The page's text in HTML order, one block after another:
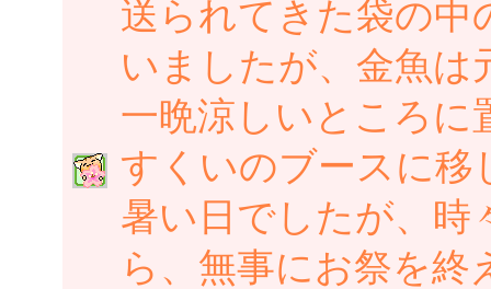
送られてきた袋の中
いましたが、金魚は
一晩涼しいところに
すくいのブースに移
暑い日でしたが、時
ら、無事にお祭を終